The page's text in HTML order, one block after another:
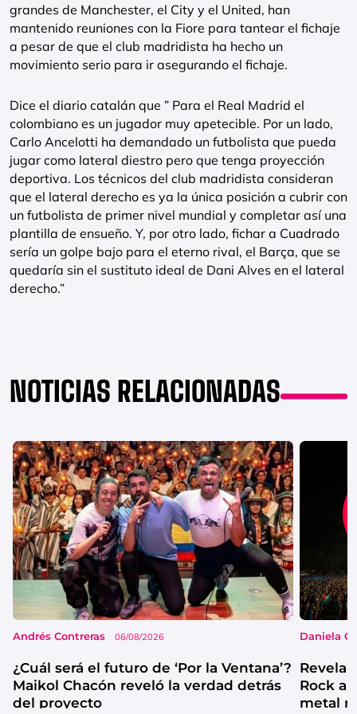
grandes de Manchester, el City y el United, han
mantenido reuniones con la Fiore para tantear el fichaje
a pesar de que el club madridista ha hecho un
movimiento serio para ir asegurando el fichaje.
Dice el diario catalán que ” Para el Real Madrid el
colombiano es un jugador muy apetecible. Por un lado,
Carlo Ancelotti ha demandado un futbolista que pueda
jugar como lateral diestro pero que tenga proyección
deportiva. Los técnicos del club madridista consideran
que el lateral derecho es ya la única posición a cubrir con
un futbolista de primer nivel mundial y completar así una
plantilla de ensueño. Y, por otro lado, fichar a Cuadrado
sería un golpe bajo para el eterno rival, el Barça, que se
quedaría sin el sustituto ideal de Dani Alves en el lateral
derecho.”
NOTICIAS RELACIONADAS
Andrés Contreras 06/08/2026
¿Cuál será el futuro de ‘Por la Ventana’?
Maikol Chacón reveló la verdad detrás
del proyecto
Daniela
Rock al
metal